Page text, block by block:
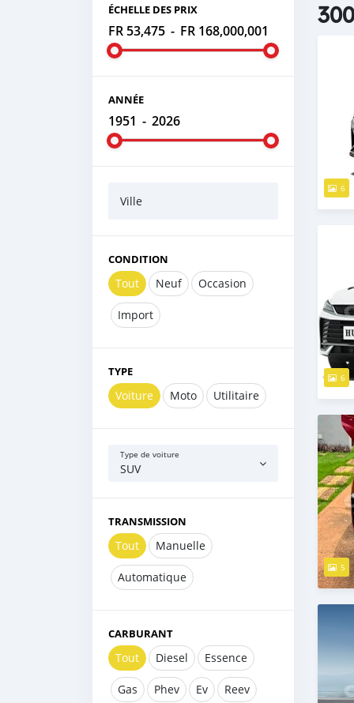
ÉCHELLE DES PRIX
FR 53,475 - FR 168,000,001
ANNÉE
1951 - 2026
Ville
CONDITION
Tout Neuf Occasion
Import
TYPE
Voiture Moto Utilitaire
Type de voiture
SUV
TRANSMISSION
Tout Manuelle
Automatique
CARBURANT
Tout Diesel Essence
Gas Phev Ev Reev
6
6
5